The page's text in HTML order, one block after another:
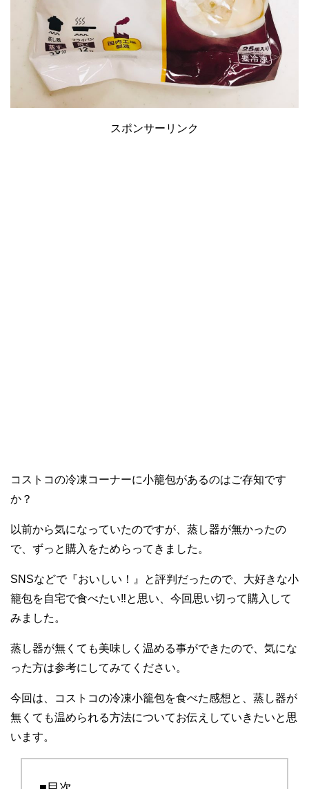
スポンサーリンク
コストコの冷凍コーナーに小籠包があるのはご存知です
か？
以前から気になっていたのですが、蒸し器が無かったの
で、ずっと購入をためらってきました。
SNSなどで『おいしい！』と評判だったので、大好きな小
籠包を自宅で食べたい‼︎と思い、今回思い切って購入して
みました。
蒸し器が無くても美味しく温める事ができたので、気にな
った方は参考にしてみてください。
今回は、コストコの冷凍小籠包を食べた感想と、蒸し器が
無くても温められる方法についてお伝えしていきたいと思
います。